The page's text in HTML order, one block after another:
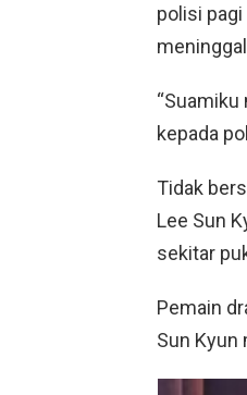
polisi
kepada
Tidak
Lee Sun
sekitar
Pemain
Sun Kyun